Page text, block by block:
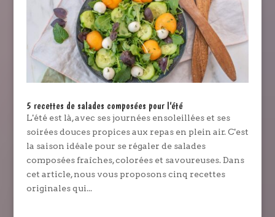
5 recettes de salades composées pour l’été
L'été est là, avec ses journées ensoleillées et ses
soirées douces propices aux repas en plein air. C'est
la saison idéale pour se régaler de salades
composées fraîches, colorées et savoureuses. Dans
cet article, nous vous proposons cinq recettes
originales qui...